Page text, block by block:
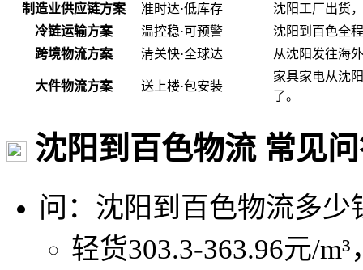
制造业供应链方案
准时达·低库存
沈阳工厂出货
冷链运输方案
温控稳·可预警
沈阳到百色全
跨境物流方案
清关快·全球达 从沈阳发往海
大件物流方案 送上楼·包安装
家具家电从沈
了。
沈阳到百色物流 常见
问：沈阳到百色物流多少
轻货303.3-363.96元/